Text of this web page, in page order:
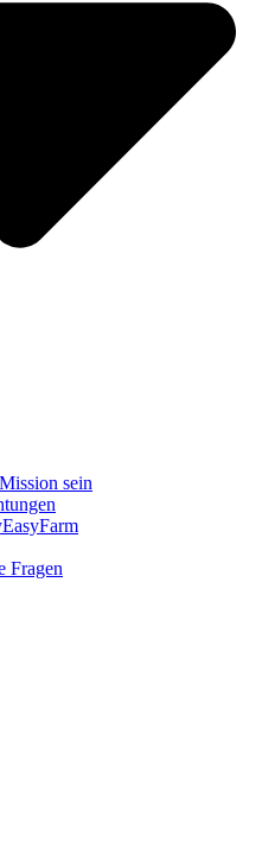
sein
Fragen